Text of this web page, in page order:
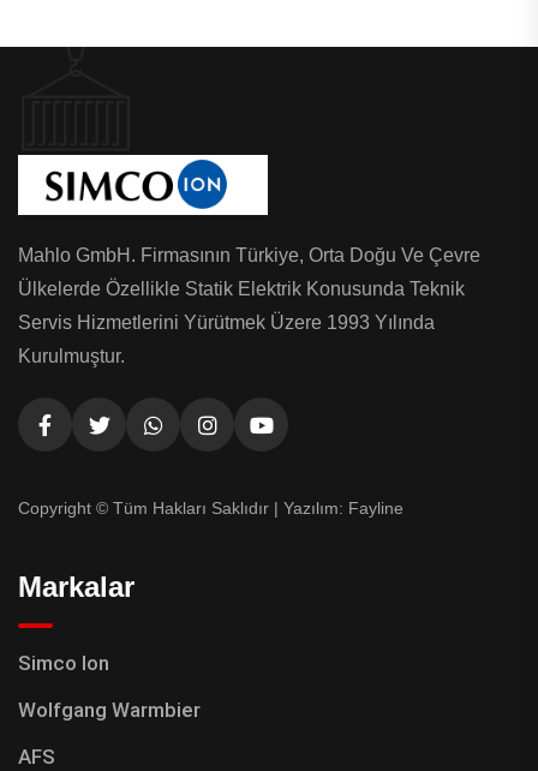
Mahlo GmbH. Firmasının Türkiye, Orta Doğu Ve Çevre
Ülkelerde Özellikle Statik Elektrik Konusunda Teknik
Servis Hizmetlerini Yürütmek Üzere 1993 Yılında
Kurulmuştur.
Copyright © Tüm Hakları Saklıdır | Yazılım: Fayline
Markalar
Simco Ion
Wolfgang Warmbier
AFS